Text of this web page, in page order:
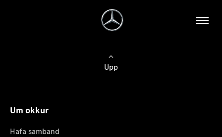
Upp
Um okkur
Hafa samband